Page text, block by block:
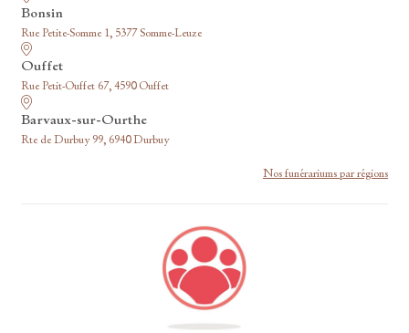
Bonsin
Rue Petite-Somme 1, 5377 Somme-Leuze
Ouffet
Rue Petit-Ouffet 67, 4590 Ouffet
Barvaux-sur-Ourthe
Rte de Durbuy 99, 6940 Durbuy
Nos funérariums par régions